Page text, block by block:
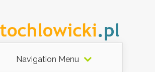
Navigation Menu